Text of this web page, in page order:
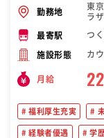
勤務地
東
ラ
最寄駅 つ
施設形態 カ
月給
福利厚生充実
経験者優遇 学